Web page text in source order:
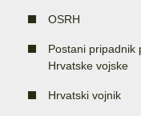
OSRH
Postani pripadnik
Hrvatske vojske
Hrvatski vojnik